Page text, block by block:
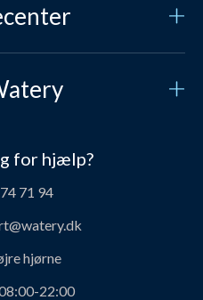
os
historie
bag Watery
for hjælp?
71 94
hjørne
22:00